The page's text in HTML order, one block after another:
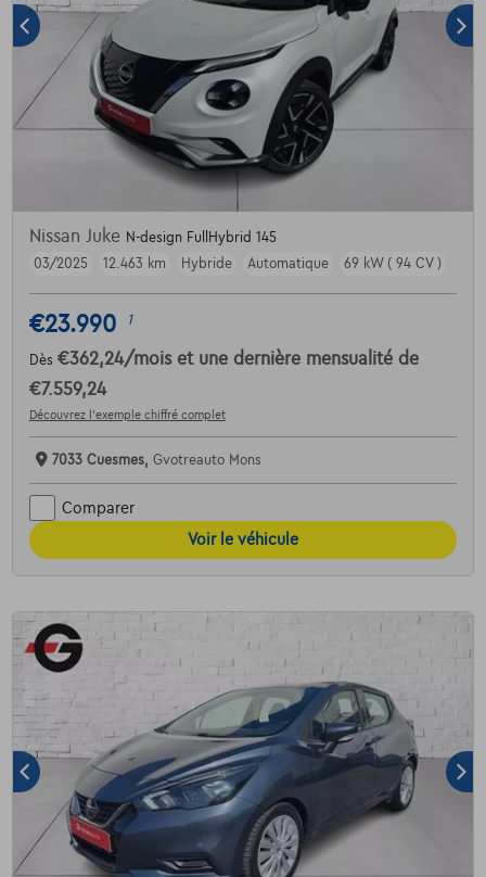
Nissan Juke N-design FullHybrid 145
03/2025
12.463 km Hybride Automatique 69 kW ( 94 CV )
€23.990 1
Dès €362,24/mois et une dernière mensualité de
€7.559,24
Découvrez l’exemple chiffré complet
7033 Cuesmes, Gvotreauto Mons
Comparer
Voir le véhicule